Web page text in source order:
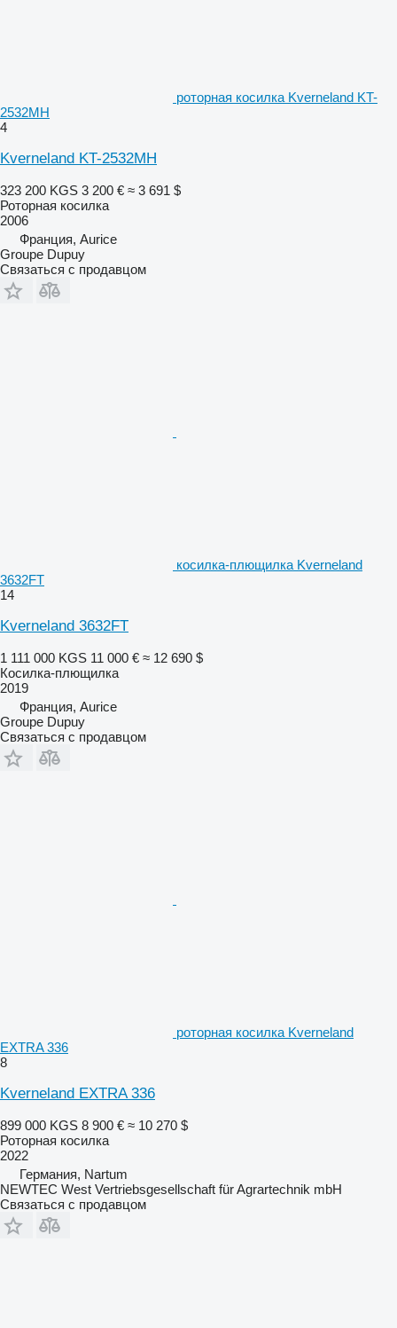
роторная косилка Kverneland KT-
2532MH
4
Kverneland KT-2532MH
323 200 KGS 3 200 € ≈ 3 691 $
Роторная косилка
2006
Франция, Aurice
Groupe Dupuy
Связаться с продавцом
косилка-плющилка Kverneland
3632FT
14
Kverneland 3632FT
1 111 000 KGS 11 000 € ≈ 12 690 $
Косилка-плющилка
2019
Франция, Aurice
Groupe Dupuy
Связаться с продавцом
роторная косилка Kverneland
EXTRA 336
8
Kverneland EXTRA 336
899 000 KGS 8 900 € ≈ 10 270 $
Роторная косилка
2022
Германия, Nartum
NEWTEC West Vertriebsgesellschaft für Agrartechnik mbH
Связаться с продавцом